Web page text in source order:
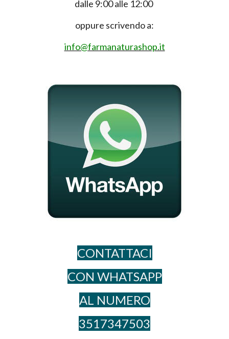
dalle 9:00 alle 12:00
oppure scrivendo a:
info@farmanaturashop.it
CONTATTACI
CON WHATSAPP
AL NUME​RO
3517347503